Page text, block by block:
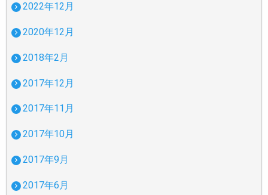
2022年12月
2020年12月
2018年2月
2017年12月
2017年11月
2017年10月
2017年9月
2017年6月